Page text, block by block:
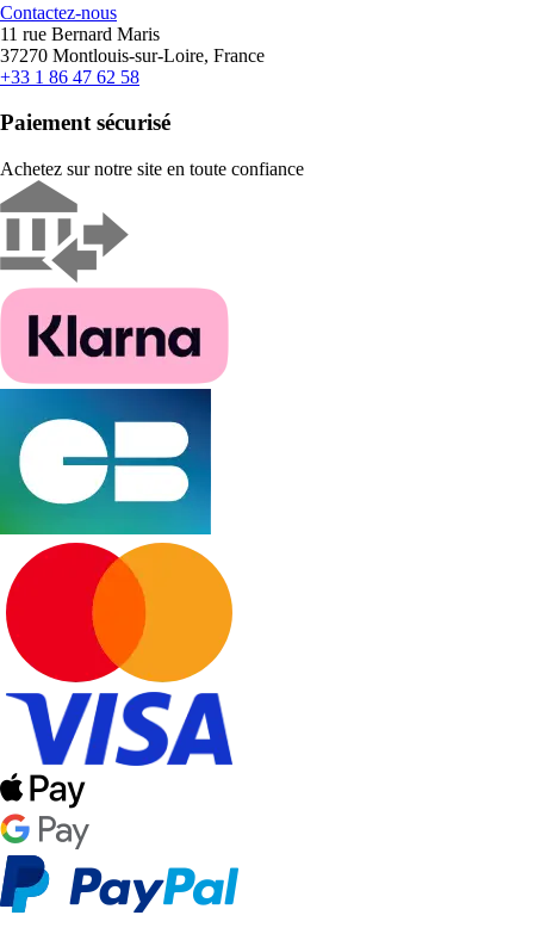
Contactez-nous
11 rue Bernard Maris
37270 Montlouis-sur-Loire, France
+33 1 86 47 62 58
Paiement sécurisé
Achetez sur notre site en toute confiance